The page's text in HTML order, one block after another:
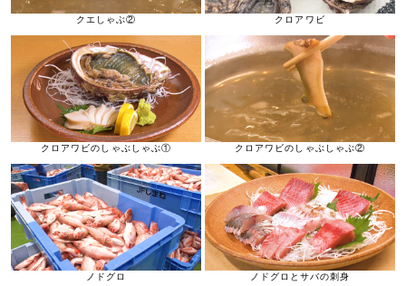
クエしゃぶ② クロアワビ
クロアワビのしゃぶしゃぶ① クロアワビのしゃぶしゃぶ②
ノドグロ ノドグロとサバの刺身